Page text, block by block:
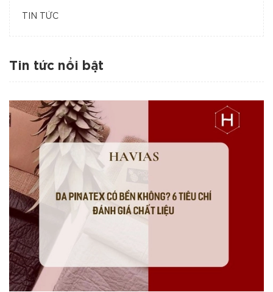
TIN TỨC
Tin tức nổi bật